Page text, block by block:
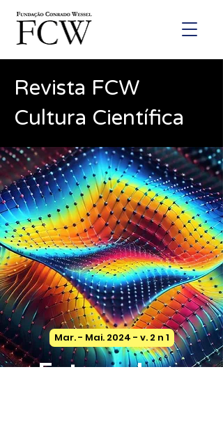
Revista FCW
Cultura Científica
Mar. - Mai. 2024 - v. 2 n 1
Futuro da